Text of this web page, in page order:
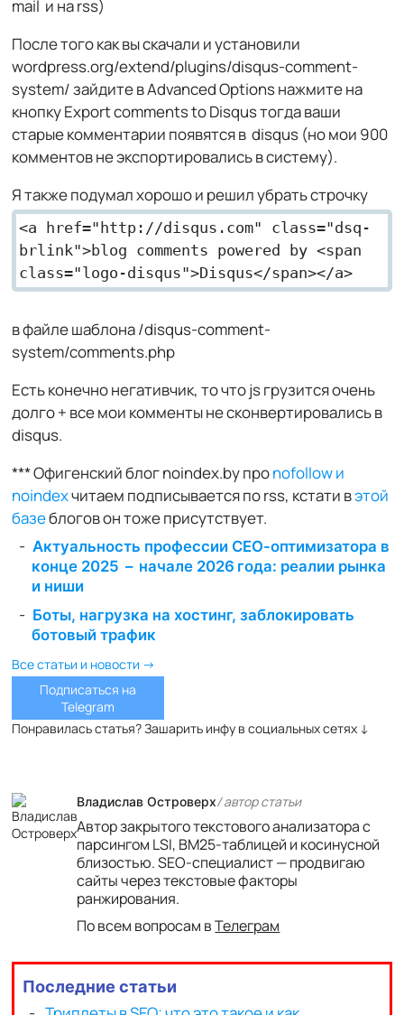
mail и на rss)
После того как вы скачали и установили
wordpress.org/extend/plugins/disqus-comment-
system/ зайдите в Advanced Options нажмите на
кнопку Export comments to Disqus тогда ваши
старые комментарии появятся в disqus (но мои 900
комментов не экспортировались в систему).
Я также подумал хорошо и решил убрать строчку
<a href="http://disqus.com" class="dsq-
brlink">blog comments powered by <span
class="logo-disqus">Disqus</span></a>
в файле шаблона /disqus-comment-
system/comments.php
Есть конечно негативчик, то что js грузится очень
долго + все мои комменты не сконвертировались в
disqus.
*** Офигенский блог noindex.by проnofollow и
noindexчитаем подписывается по rss, кстати вэтой
базеблогов он тоже присутствует.
Актуальность профессии СЕО-оптимизатора в
конце 2025 – начале 2026 года: реалии рынка
и ниши
Боты, нагрузка на хостинг, заблокировать
ботовый трафик
Все статьи и новости →
Подписаться на
Telegram
Понравилась статья? Зашарить инфу в социальных сетях ↓
Владислав Островерх/ автор cтатьи
Автор закрытого текстового анализатора с
парсингом LSI, BM25-таблицей и косинусной
близостью. SEO-специалист — продвигаю
сайты через текстовые факторы
ранжирования.
По всем вопросам вТелеграм
Последние статьи